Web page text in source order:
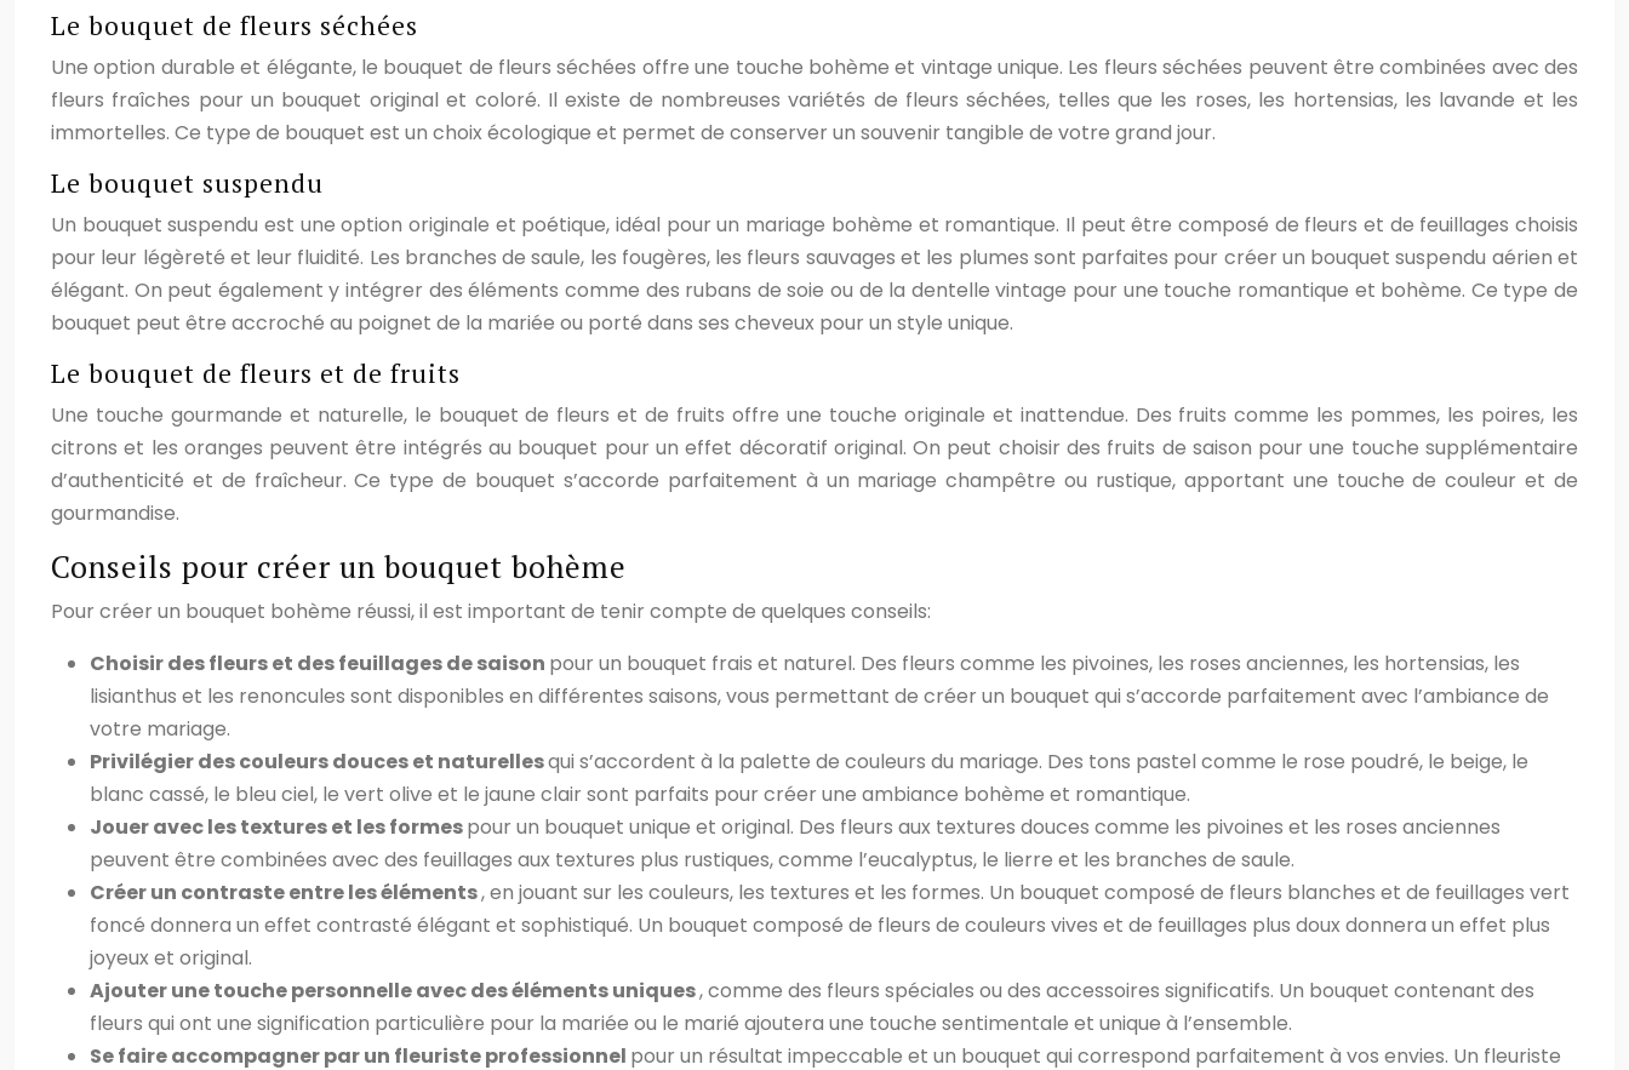
Le bouquet de fleurs séchées
Une option durable et élégante, le bouquet de fleurs séchées offre une touche bohème et vintage unique. Les fleurs séchées peuvent être combinées avec des
fleurs fraîches pour un bouquet original et coloré. Il existe de nombreuses variétés de fleurs séchées, telles que les roses, les hortensias, les lavande et les
immortelles. Ce type de bouquet est un choix écologique et permet de conserver un souvenir tangible de votre grand jour.
Le bouquet suspendu
Un bouquet suspendu est une option originale et poétique, idéal pour un mariage bohème et romantique. Il peut être composé de fleurs et de feuillages choisis
pour leur légèreté et leur fluidité. Les branches de saule, les fougères, les fleurs sauvages et les plumes sont parfaites pour créer un bouquet suspendu aérien et
élégant. On peut également y intégrer des éléments comme des rubans de soie ou de la dentelle vintage pour une touche romantique et bohème. Ce type de
bouquet peut être accroché au poignet de la mariée ou porté dans ses cheveux pour un style unique.
Le bouquet de fleurs et de fruits
Une touche gourmande et naturelle, le bouquet de fleurs et de fruits offre une touche originale et inattendue. Des fruits comme les pommes, les poires, les
citrons et les oranges peuvent être intégrés au bouquet pour un effet décoratif original. On peut choisir des fruits de saison pour une touche supplémentaire
d’authenticité et de fraîcheur. Ce type de bouquet s’accorde parfaitement à un mariage champêtre ou rustique, apportant une touche de couleur et de
gourmandise.
Conseils pour créer un bouquet bohème
Pour créer un bouquet bohème réussi, il est important de tenir compte de quelques conseils:
Choisir des fleurs et des feuillages de saison pour un bouquet frais et naturel. Des fleurs comme les pivoines, les roses anciennes, les hortensias, les
lisianthus et les renoncules sont disponibles en différentes saisons, vous permettant de créer un bouquet qui s’accorde parfaitement avec l’ambiance de
votre mariage.
Privilégier des couleurs douces et naturellesqui s’accordent à la palette de couleurs du mariage. Des tons pastel comme le rose poudré, le beige, le
blanc cassé, le bleu ciel, le vert olive et le jaune clair sont parfaits pour créer une ambiance bohème et romantique.
Jouer avec les textures et les formespour un bouquet unique et original. Des fleurs aux textures douces comme les pivoines et les roses anciennes
peuvent être combinées avec des feuillages aux textures plus rustiques, comme l’eucalyptus, le lierre et les branches de saule.
Créer un contraste entre les éléments, en jouant sur les couleurs, les textures et les formes. Un bouquet composé de fleurs blanches et de feuillages vert
foncé donnera un effet contrasté élégant et sophistiqué. Un bouquet composé de fleurs de couleurs vives et de feuillages plus doux donnera un effet plus
joyeux et original.
Ajouter une touche personnelle avec des éléments uniques, comme des fleurs spéciales ou des accessoires significatifs. Un bouquet contenant des
fleurs qui ont une signification particulière pour la mariée ou le marié ajoutera une touche sentimentale et unique à l’ensemble.
Se faire accompagner par un fleuriste professionnel pour un résultat impeccable et un bouquet qui correspond parfaitement à vos envies. Un fleuriste